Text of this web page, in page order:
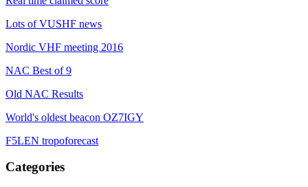
Lots of VUSHF news
Nordic VHF meeting 2016
NAC Best of 9
Old NAC Results
World's oldest beacon OZ7IGY
F5LEN tropoforecast
Categories